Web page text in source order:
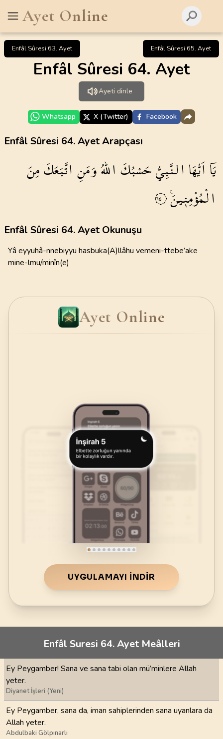
Ayet Online
Enfâl Sûresi 63. Ayet Enfâl Sûresi 65. Ayet
Enfâl Sûresi 64. Ayet
Ayeti dinle
Whatsapp X (Twitter) Facebook
Enfâl Sûresi 64. Ayet Arapçası
يَٓااَيُّهَاالنَّبِيُّحَسْبُكَاللّٰهُوَمَنِاتَّبَعَكَمِنَ
الْمُؤْمِن۪ينَ۟ ٦٤
Enfâl Sûresi 64. Ayet Okunuşu
Yâ eyyuhâ-nnebiyyu hasbuka(A)llâhu vemeni-ttebe’ake
mine-lmu/minîn(e)
Ayet Online
UYGULAMAYI İNDIR
Enfâl Suresi 64. Ayet Meâlleri
Ey Peygamber! Sana ve sana tabi olan mü’minlere Allah
yeter.
Diyanet İşleri (Yeni)
Ey Peygamber, sana da, iman sahiplerinden sana uyanlara da
Allah yeter.
Abdulbaki Gölpınarlı